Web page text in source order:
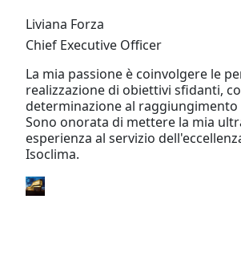
Liviana Forza
Chief Executive Officer
La mia passione è coinvolgere le
realizzazione di obiettivi sfidanti,
determinazione al raggiungimento
Sono onorata di mettere la mia
esperienza al servizio
Isoclima.